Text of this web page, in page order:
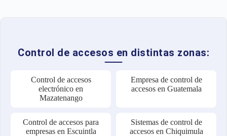
Control de accesos en distintas zonas:
Control de accesos
electrónico en
Mazatenango
Empresa de control de
accesos en Guatemala
Control de accesos para
empresas en Escuintla
Sistemas de control de
accesos en Chiquimula